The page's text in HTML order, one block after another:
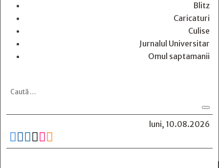
Blitz
Caricaturi
Culise
Jurnalul Universitar
Omul saptamanii
luni, 10.08.2026
     